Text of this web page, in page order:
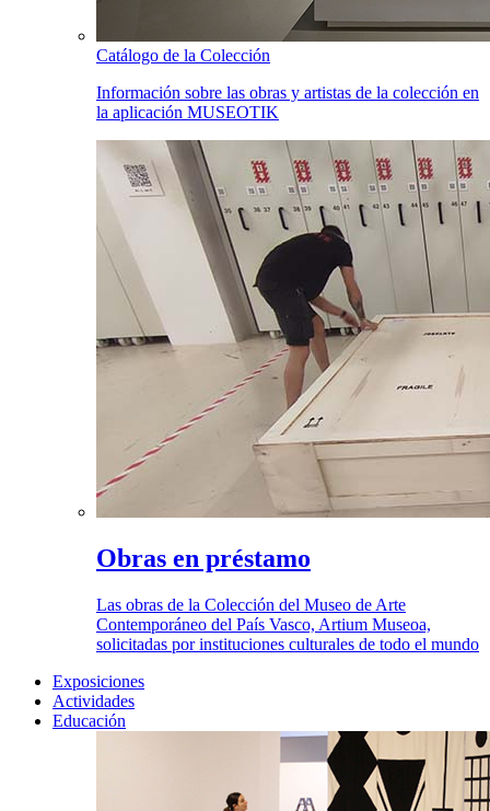
Catálogo de la Colección
Información sobre las obras y artistas de la colección en
la aplicación MUSEOTIK
Obras en préstamo
Las obras de la Colección del Museo de Arte
Contemporáneo del País Vasco, Artium Museoa,
solicitadas por instituciones culturales de todo el mundo
Exposiciones
Actividades
Educación